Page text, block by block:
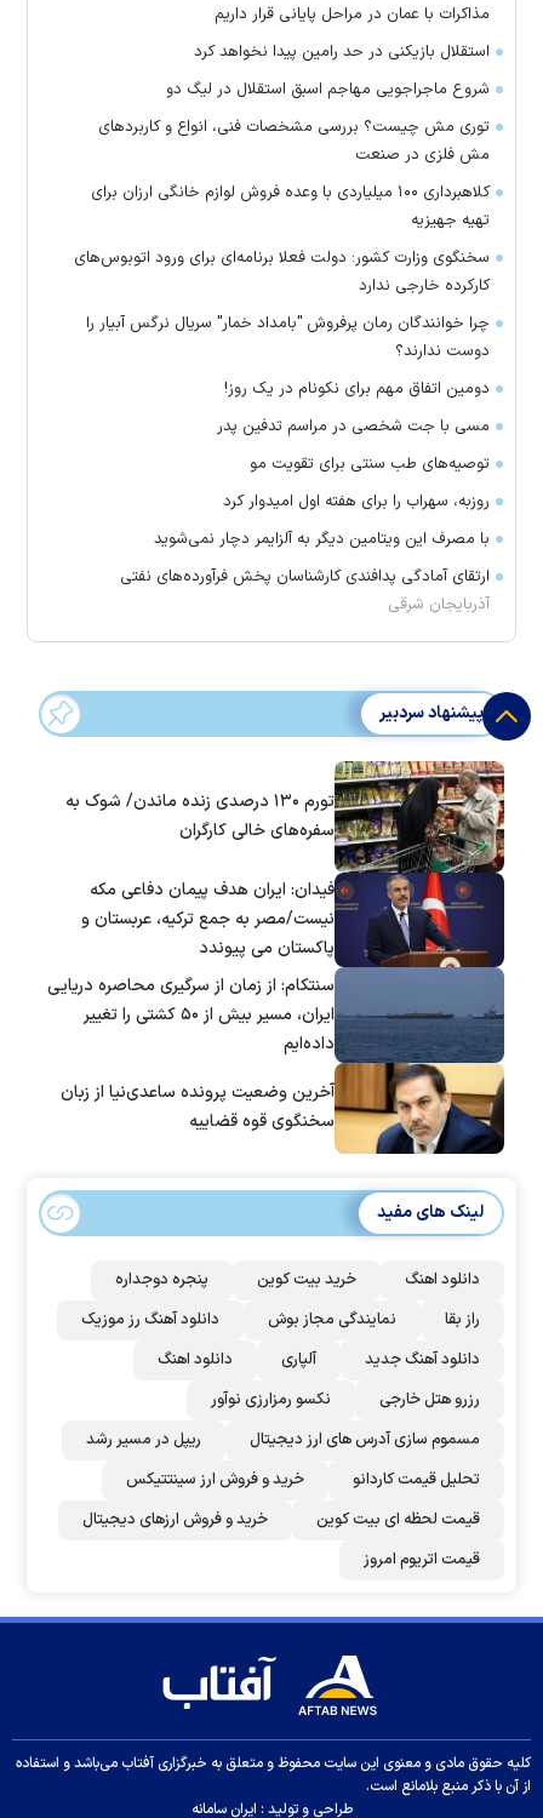
مذاکرات با عمان در مراحل پایانی قرار داریم
استقلال بازیکنی در حد رامین پیدا نخواهد کرد
شروع ماجراجویی مهاجم اسبق استقلال در لیگ دو
توری مش چیست؟ بررسی مشخصات فنی، انواع و کاربردهای
مش فلزی در صنعت
کلاهبرداری ۱۰۰ میلیاردی با وعده فروش لوازم خانگی ارزان برای
تهیه جهیزیه
سخنگوی وزارت کشور: دولت فعلا برنامه‌ای برای ورود اتوبوس‌های
کارکرده خارجی ندارد
چرا خوانندگان رمان پرفروش "بامداد خمار" سریال نرگس آبیار را
دوست ندارند؟
دومین اتفاق مهم برای نکونام در یک روز!
مسی با جت شخصی در مراسم تدفین پدر
توصیه‌های طب سنتی برای تقویت مو
روزبه، سهراب را برای هفته اول امیدوار کرد
با مصرف این ویتامین دیگر به آلزایمر دچار نمی‌شوید
ارتقای آمادگی پدافندی کارشناسان پخش فرآورده‌های نفتی
آذربایجان شرقی
پیشنهاد سردبیر
تورم ۱۳۰ درصدی زنده ماندن/ شوک به
سفره‌های خالی کارگران
فیدان: ایران هدف پیمان دفاعی مکه
نیست/مصر به جمع ترکیه، عربستان و
پاکستان می پیوندد
سنتکام: از زمان از سرگیری محاصره دریایی
ایران، مسیر بیش از ۵۰ کشتی را تغییر
داده‌ایم
آخرین وضعیت پرونده ساعدی‌نیا از زبان
سخنگوی قوه قضاییه
لینک های مفید
دانلود اهنگ خرید بیت کوین
پنجره دوجداره
راز بقا
نمایندگی مجاز بوش
دانلود آهنگ رز‌ موزیک
دانلود آهنگ جدید
آلپاری
دانلود اهنگ
رزرو هتل خارجی
نکسو رمزارزی نوآور
مسموم سازی آدرس های ارز دیجیتال
ریپل در مسیر رشد
تحلیل قیمت کاردانو
خرید و فروش ارز سینتتیکس
قیمت لحظه ای بیت کوین
خرید و فروش ارزهای دیجیتال
قیمت اتریوم امروز
کلیه حقوق مادی و معنوی این سایت محفوظ و متعلق به خبرگزاری آفتاب می‌باشد و استفاده
از آن با ذکر منبع بلامانع است.
طراحی و تولید : ایران سامانه